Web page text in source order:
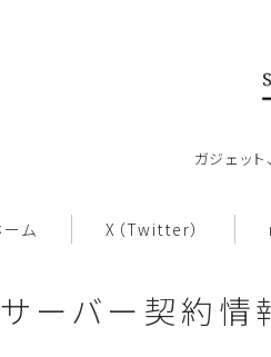
ガジェッ
ム X（Twitter） ホー
ーバー契約情